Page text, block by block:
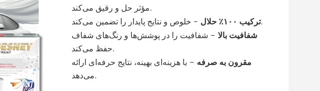
مؤثر حل و رقیق می‌کند.
ترکیب ۱۰۰٪ حلال- خلوص و نتایج پایدار را تضمین می‌کند.
شفافیت بالا – شفافیت را در پوشش‌ها و رنگ‌های شفاف
حفظ می‌کند.
مقرون به صرفه – با هزینه‌ای بهینه، نتایج حرفه‌ای ارائه
می‌دهد.